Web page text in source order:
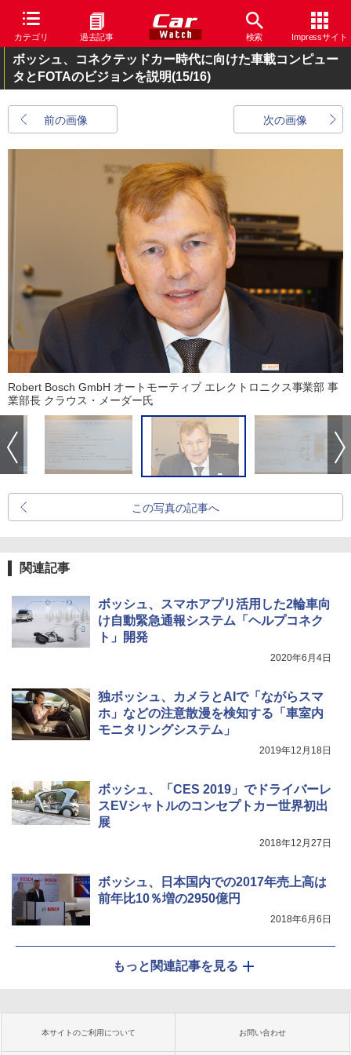
カテゴリ 過去記事 検索 Impressサイト
ボッシュ、コネクテッドカー時代に向けた車載コンピュー
タとFOTAのビジョンを説明(15/16)
前の画像 次の画像
Robert Bosch GmbH オートモーティブ エレクトロニクス事業部 事
業部長 クラウス・メーダー氏
この写真の記事へ
関連記事
ボッシュ、スマホアプリ活用した2輪車向
け自動緊急通報システム「ヘルプコネク
ト」開発
2020年6月4日
独ボッシュ、カメラとAIで「ながらスマ
ホ」などの注意散漫を検知する「車室内
モニタリングシステム」
2019年12月18日
ボッシュ、「CES 2019」でドライバーレ
スEVシャトルのコンセプトカー世界初出
展
2018年12月27日
ボッシュ、日本国内での2017年売上高は
前年比10％増の2950億円
2018年6月6日
もっと関連記事を見る
本サイトのご利用について お問い合わせ